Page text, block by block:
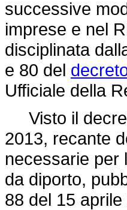
successive
imprese e nel
disciplinata
e 80 del
Ufficiale della
Visto il
2013, recante
necessarie per
da diporto,
88 del 15 aprile